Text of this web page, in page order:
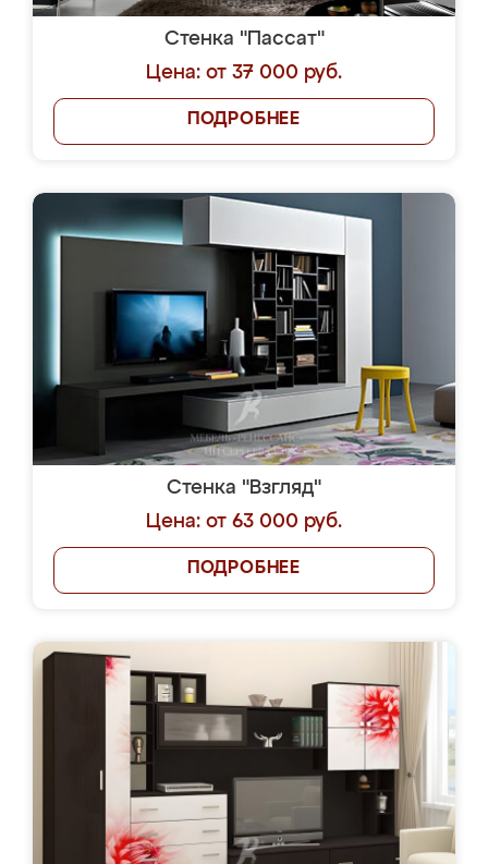
Стенка "Пассат"
Цена: от 37 000 руб.
ПОДРОБНЕЕ
Стенка "Взгляд"
Цена: от 63 000 руб.
ПОДРОБНЕЕ